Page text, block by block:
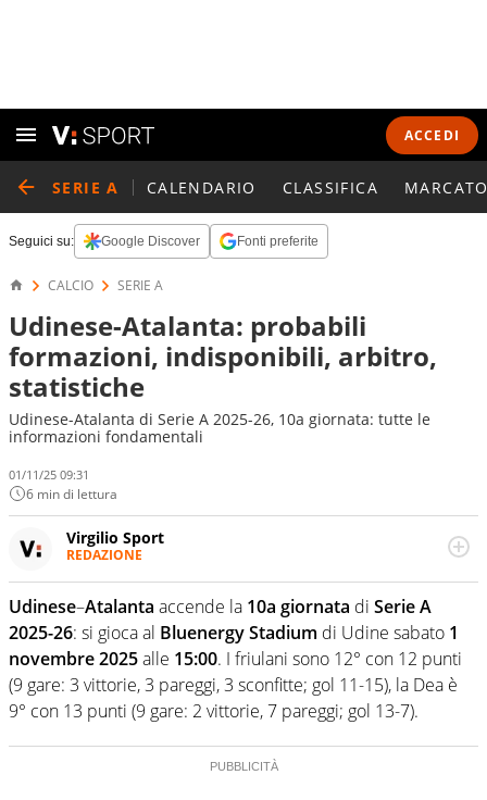
ACCEDI
SERIE A CALENDARIO CLASSIFICA
Seguici su: Google Discover Fonti preferite
CALCIO SERIE A
Udinese-Atalanta: probabili
formazioni, indisponibili, arbitro,
statistiche
Udinese-Atalanta di Serie A 2025-26, 10a giornata: tutte le
informazioni fondamentali
01/11/25 09:31
6 min di lettura
Virgilio Sport
REDAZIONE
appassionato su tutto il mondo dello sport. Calcio,
calciomercato, F1, Motomondiale ma anche tennis,
volley, basket: su Virgilio Sport i tifosi e gli appassionati
sanno che troveranno sempre copertura completa e
zero faziosità. La squadra di Virgilio Sport è formata da
giornalisti ed esperti di sport abili sia nel gioco di
rimessa quando intercettano le notizie e le rilanciano
creano contenuti 100% originali ed esclusivi.
Udinese–Atalanta accende la 10a giornata di Serie A
2025-26: si gioca al Bluenergy Stadium di Udine sabato 1
novembre 2025alle 15:00. I friulani sono 12° con 12 punti
(9 gare: 3 vittorie, 3 pareggi, 3 sconfitte; gol 11-15), la Dea è
9° con 13 punti (9 gare: 2 vittorie, 7 pareggi; gol 13-7).